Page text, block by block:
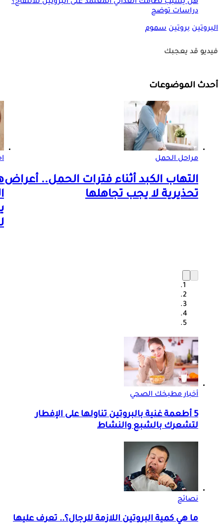
هل يسبب نظامك الغذائي المعتمد على البروتين للانتفاخ؟
دراسات توضح
البروتين بروتين سموم
فيديو قد يعجبك
أحدث الموضوعات
مراحل الحمل
التهاب الكبد أثناء فترات الحمل.. أعراض
تحذيرية لا يجب تجاهلها
أخبار مطبخك الصحي
5 أطعمة غنية بالبروتين تناولها على الإفطار
لتشعرك بالشبع والنشاط
نصائح
ما هي كمية البروتين اللازمة للرجال؟.. تعرف عليها